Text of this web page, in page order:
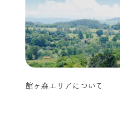
館ヶ森エリアについて